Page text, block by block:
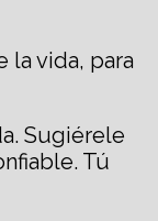
la vida, para
Sugiérele
Tú